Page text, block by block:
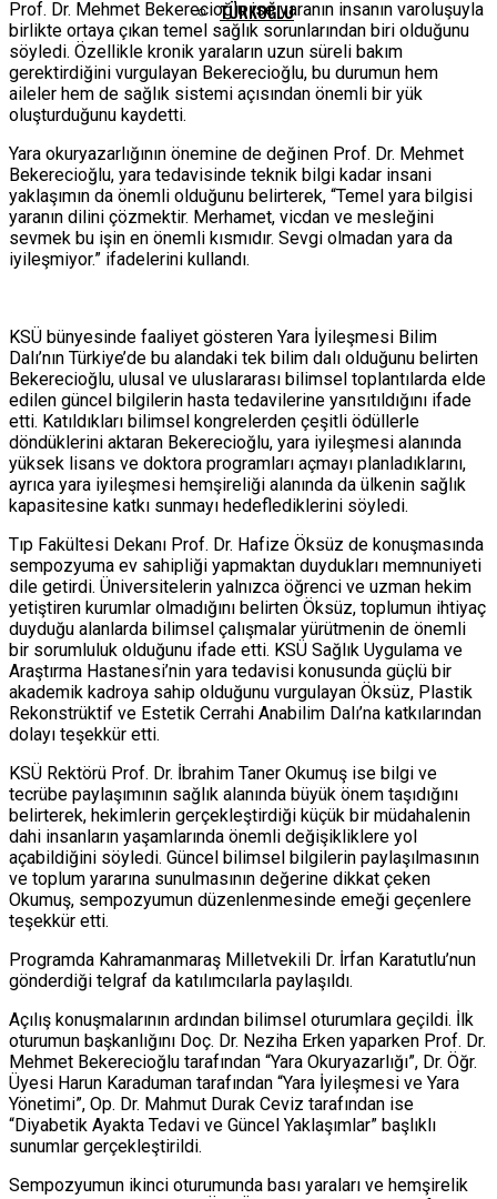
TÜRKOĞLU
Prof. Dr. Mehmet Bekerecioğlu ise yaranın insanın varoluşuyla
birlikte ortaya çıkan temel sağlık sorunlarından biri olduğunu
söyledi. Özellikle kronik yaraların uzun süreli bakım
gerektirdiğini vurgulayan Bekerecioğlu, bu durumun hem
aileler hem de sağlık sistemi açısından önemli bir yük
oluşturduğunu kaydetti.
Yara okuryazarlığının önemine de değinen Prof. Dr. Mehmet
Bekerecioğlu, yara tedavisinde teknik bilgi kadar insani
yaklaşımın da önemli olduğunu belirterek, “Temel yara bilgisi
yaranın dilini çözmektir. Merhamet, vicdan ve mesleğini
sevmek bu işin en önemli kısmıdır. Sevgi olmadan yara da
iyileşmiyor.” ifadelerini kullandı.
KSÜ bünyesinde faaliyet gösteren Yara İyileşmesi Bilim
Dalı’nın Türkiye’de bu alandaki tek bilim dalı olduğunu belirten
Bekerecioğlu, ulusal ve uluslararası bilimsel toplantılarda elde
edilen güncel bilgilerin hasta tedavilerine yansıtıldığını ifade
etti. Katıldıkları bilimsel kongrelerden çeşitli ödüllerle
döndüklerini aktaran Bekerecioğlu, yara iyileşmesi alanında
yüksek lisans ve doktora programları açmayı planladıklarını,
ayrıca yara iyileşmesi hemşireliği alanında da ülkenin sağlık
kapasitesine katkı sunmayı hedeflediklerini söyledi.
Tıp Fakültesi Dekanı Prof. Dr. Hafize Öksüz de konuşmasında
sempozyuma ev sahipliği yapmaktan duydukları memnuniyeti
dile getirdi. Üniversitelerin yalnızca öğrenci ve uzman hekim
yetiştiren kurumlar olmadığını belirten Öksüz, toplumun ihtiyaç
duyduğu alanlarda bilimsel çalışmalar yürütmenin de önemli
bir sorumluluk olduğunu ifade etti. KSÜ Sağlık Uygulama ve
Araştırma Hastanesi’nin yara tedavisi konusunda güçlü bir
akademik kadroya sahip olduğunu vurgulayan Öksüz, Plastik
Rekonstrüktif ve Estetik Cerrahi Anabilim Dalı’na katkılarından
dolayı teşekkür etti.
KSÜ Rektörü Prof. Dr. İbrahim Taner Okumuş ise bilgi ve
tecrübe paylaşımının sağlık alanında büyük önem taşıdığını
belirterek, hekimlerin gerçekleştirdiği küçük bir müdahalenin
dahi insanların yaşamlarında önemli değişikliklere yol
açabildiğini söyledi. Güncel bilimsel bilgilerin paylaşılmasının
ve toplum yararına sunulmasının değerine dikkat çeken
Okumuş, sempozyumun düzenlenmesinde emeği geçenlere
teşekkür etti.
Programda Kahramanmaraş Milletvekili Dr. İrfan Karatutlu’nun
gönderdiği telgraf da katılımcılarla paylaşıldı.
Açılış konuşmalarının ardından bilimsel oturumlara geçildi. İlk
oturumun başkanlığını Doç. Dr. Neziha Erken yaparken Prof. Dr.
Mehmet Bekerecioğlu tarafından “Yara Okuryazarlığı”, Dr. Öğr.
Üyesi Harun Karaduman tarafından “Yara İyileşmesi ve Yara
Yönetimi”, Op. Dr. Mahmut Durak Ceviz tarafından ise
“Diyabetik Ayakta Tedavi ve Güncel Yaklaşımlar” başlıklı
sunumlar gerçekleştirildi.
Sempozyumun ikinci oturumunda bası yaraları ve hemşirelik